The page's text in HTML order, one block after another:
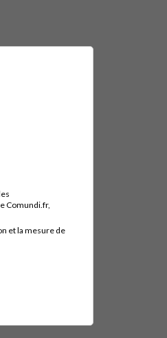
Comundi.fr,
et la mesure de